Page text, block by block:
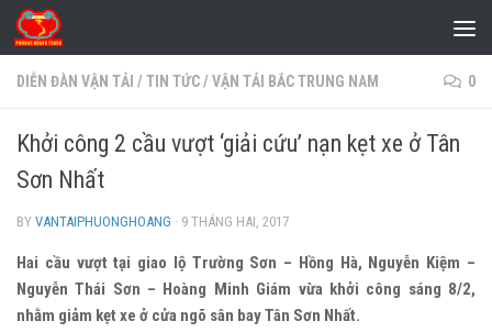
Skip to content
DIỄN ĐÀN VẬN TẢI / TIN TỨC/ VẬN TẢI BẮC TRUNG NAM 0
Khởi công 2 cầu vượt ‘giải cứu’ nạn kẹt xe ở Tân
Sơn Nhất
BY VANTAIPHUONGHOANG · 9 THÁNG HAI, 2017
Hai cầu vượt tại giao lộ Trường Sơn – Hồng Hà, Nguyễn Kiệm –
Nguyễn Thái Sơn – Hoàng Minh Giám vừa khởi công sáng 8/2,
nhằm giảm kẹt xe ở cửa ngõ sân bay Tân Sơn Nhất.